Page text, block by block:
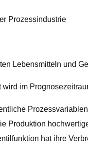
Prozessindustrie
Lebensmitteln und
im
Produktion
hat ihre